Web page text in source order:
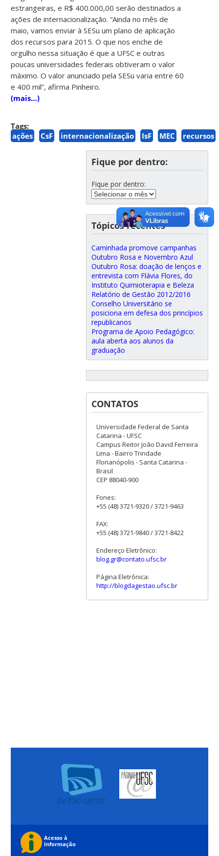
estrangeiras, e R$ 400.000,00 serão destinados a
ações de internacionalização. “Ainda no mês de
maio, vamos enviar à SESu um plano de aplicação
dos recursos para 2015. O que nos enche de
orgulho nessa situação é que a UFSC e outras
poucas universidades federais obtiveram o valor
máximo. O valor anunciado pela SESu varia entre 60
e 400 mil”, afirma Pinheiro.
(mais…)
Tags:
ações
CsF internacionalização IsF MEC recursos
Fique por dentro:
Fique por dentro:
Tópicos recentes
Caminhada promove campanhas
Outubro Rosa e Novembro Azul
Outubro Rosa: doação de lenços e
entrevista com Flávia Flores, do
Instituto Quimioterapia e Beleza
Relatório de Gestão 2012/2016
Conselho Universitário se
posiciona em defesa dos princípios
republicanos
Programa de Apoio Pedagógico:
aula aberta aos alunos da
graduação
CONTATOS
Universidade Federal de Santa
Catarina - UFSC
Campus Reitor João David Ferreira
Lima - Bairro Trindade
Florianópolis - Santa Catarina -
Brasil
CEP 88040-900
Fones:
+55 (48) 3721-9320 / 3721-9463
FAX:
+55 (48) 3721-9840 / 3721-8422
Endereço Eletrônico:
blog.gr@contato.ufsc.br
Página Eletrônica:
http://blogdagestao.ufsc.br